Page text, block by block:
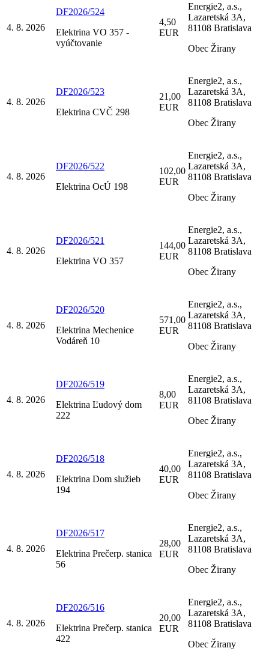
4. 8. 2026
DF2026/524
Elektrina VO 357 -
vyúčtovanie
4,50
EUR
Energie2, a.s.,
Lazaretská 3A,
81108 Bratislava
Obec Žirany
4. 8. 2026
DF2026/523
Elektrina CVČ 298
21,00
EUR
Energie2, a.s.,
Lazaretská 3A,
81108 Bratislava
Obec Žirany
4. 8. 2026
DF2026/522
Elektrina OcÚ 198
102,00
EUR
Energie2, a.s.,
Lazaretská 3A,
81108 Bratislava
Obec Žirany
4. 8. 2026
DF2026/521
Elektrina VO 357
144,00
EUR
Energie2, a.s.,
Lazaretská 3A,
81108 Bratislava
Obec Žirany
4. 8. 2026
DF2026/520
Elektrina Mechenice
Vodáreň 10
571,00
EUR
Energie2, a.s.,
Lazaretská 3A,
81108 Bratislava
Obec Žirany
4. 8. 2026
DF2026/519
Elektrina Ľudový dom
222
8,00
EUR
Energie2, a.s.,
Lazaretská 3A,
81108 Bratislava
Obec Žirany
4. 8. 2026
DF2026/518
Elektrina Dom služieb
194
40,00
EUR
Energie2, a.s.,
Lazaretská 3A,
81108 Bratislava
Obec Žirany
4. 8. 2026
DF2026/517
Elektrina Prečerp. stanica
56
28,00
EUR
Energie2, a.s.,
Lazaretská 3A,
81108 Bratislava
Obec Žirany
4. 8. 2026
DF2026/516
Elektrina Prečerp. stanica
422
20,00
EUR
Energie2, a.s.,
Lazaretská 3A,
81108 Bratislava
Obec Žirany